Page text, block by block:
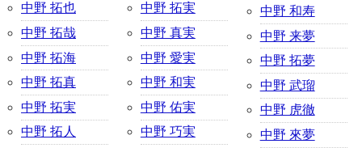
中野 拓也
中野 拓哉
中野 拓海
中野 拓真
中野 拓実
中野 拓人
中野 拓実
中野 真実
中野 愛実
中野 和実
中野 佑実
中野 巧実
中野 和寿
中野 来夢
中野 拓夢
中野 武瑠
中野 虎徹
中野 來夢